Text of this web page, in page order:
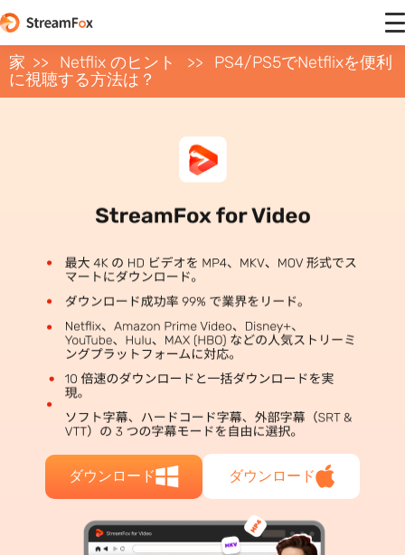
家 Netflix のヒント
PS4/PS5でNetflixを便利
に視聴する方法は？
ダウンロード ダウンロード